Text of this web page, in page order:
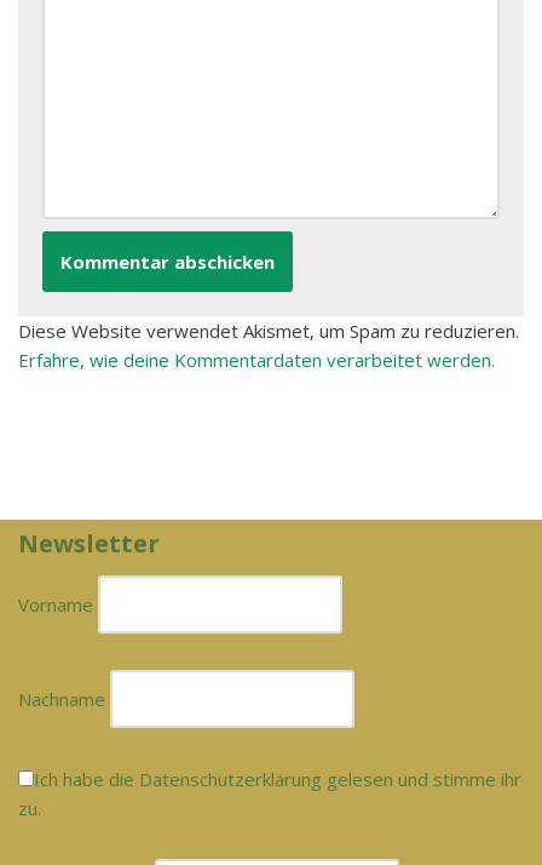
Diese Website verwendet Akismet, um Spam zu reduzieren.
Erfahre, wie deine Kommentardaten verarbeitet werden.
Newsletter
Vorname
Nachname
Ich habe die Datenschutzerklärung gelesen und stimme ihr
zu.